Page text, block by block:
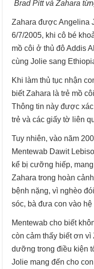
Brad Pitt và Zahara
Zahara được Angelina
6/7/2005, khi cô bé
mồ côi ở thủ đô Addis
cùng Jolie sang
Khi làm thủ tục nhận
biết Zahara là trẻ mồ
Thông tin này được
trẻ và các giấy tờ liên
Tuy nhiên, vào năm
Mentewab Dawit
kể bị cưỡng hiếp,
Zahara trong hoàn
bệnh nặng, vì nghèo
sóc, bà đưa con vào
Mentewab cho biết
còn cảm thấy biết ơn
dưỡng trong điều kiện
Jolie mang đến cho